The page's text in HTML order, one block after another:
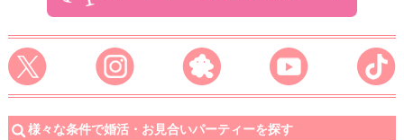
様々な条件で婚活・お見合いパーティーを探す